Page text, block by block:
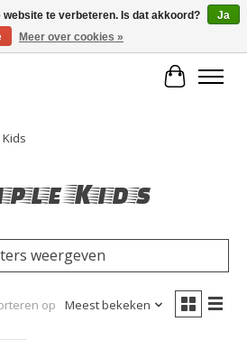
Kids
weergeven
op Meest bekeken
te verbeteren. Is dat akkoord?
Ja
Meer over cookies »